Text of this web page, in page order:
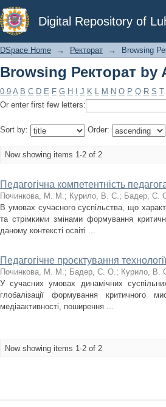
Digital Repository of
Browsing Ректорат
DSpace Home → Ректорат → Browsing
Browsing Ректорат
0-9 A B C D E F G H J K L M N O P Q R S T
Or enter first few letters:
Sort by: Order:
Now showing items 1-2 of 2
Педагогічна компетентність
Починкова, М. М.; Курило, В. С.; Бадер, С.
В умовах сучасного суспільства, що
та стрімкими змінами формування
даному контексті освіті ...
Педагогічне проєктування
Починкова, М. М.; Бадер, С. О.; Курило, В.
У сучасних умовах динамічних
глобалізації формування критичного
медіаактивності, поширення ...
Now showing items 1-2 of 2